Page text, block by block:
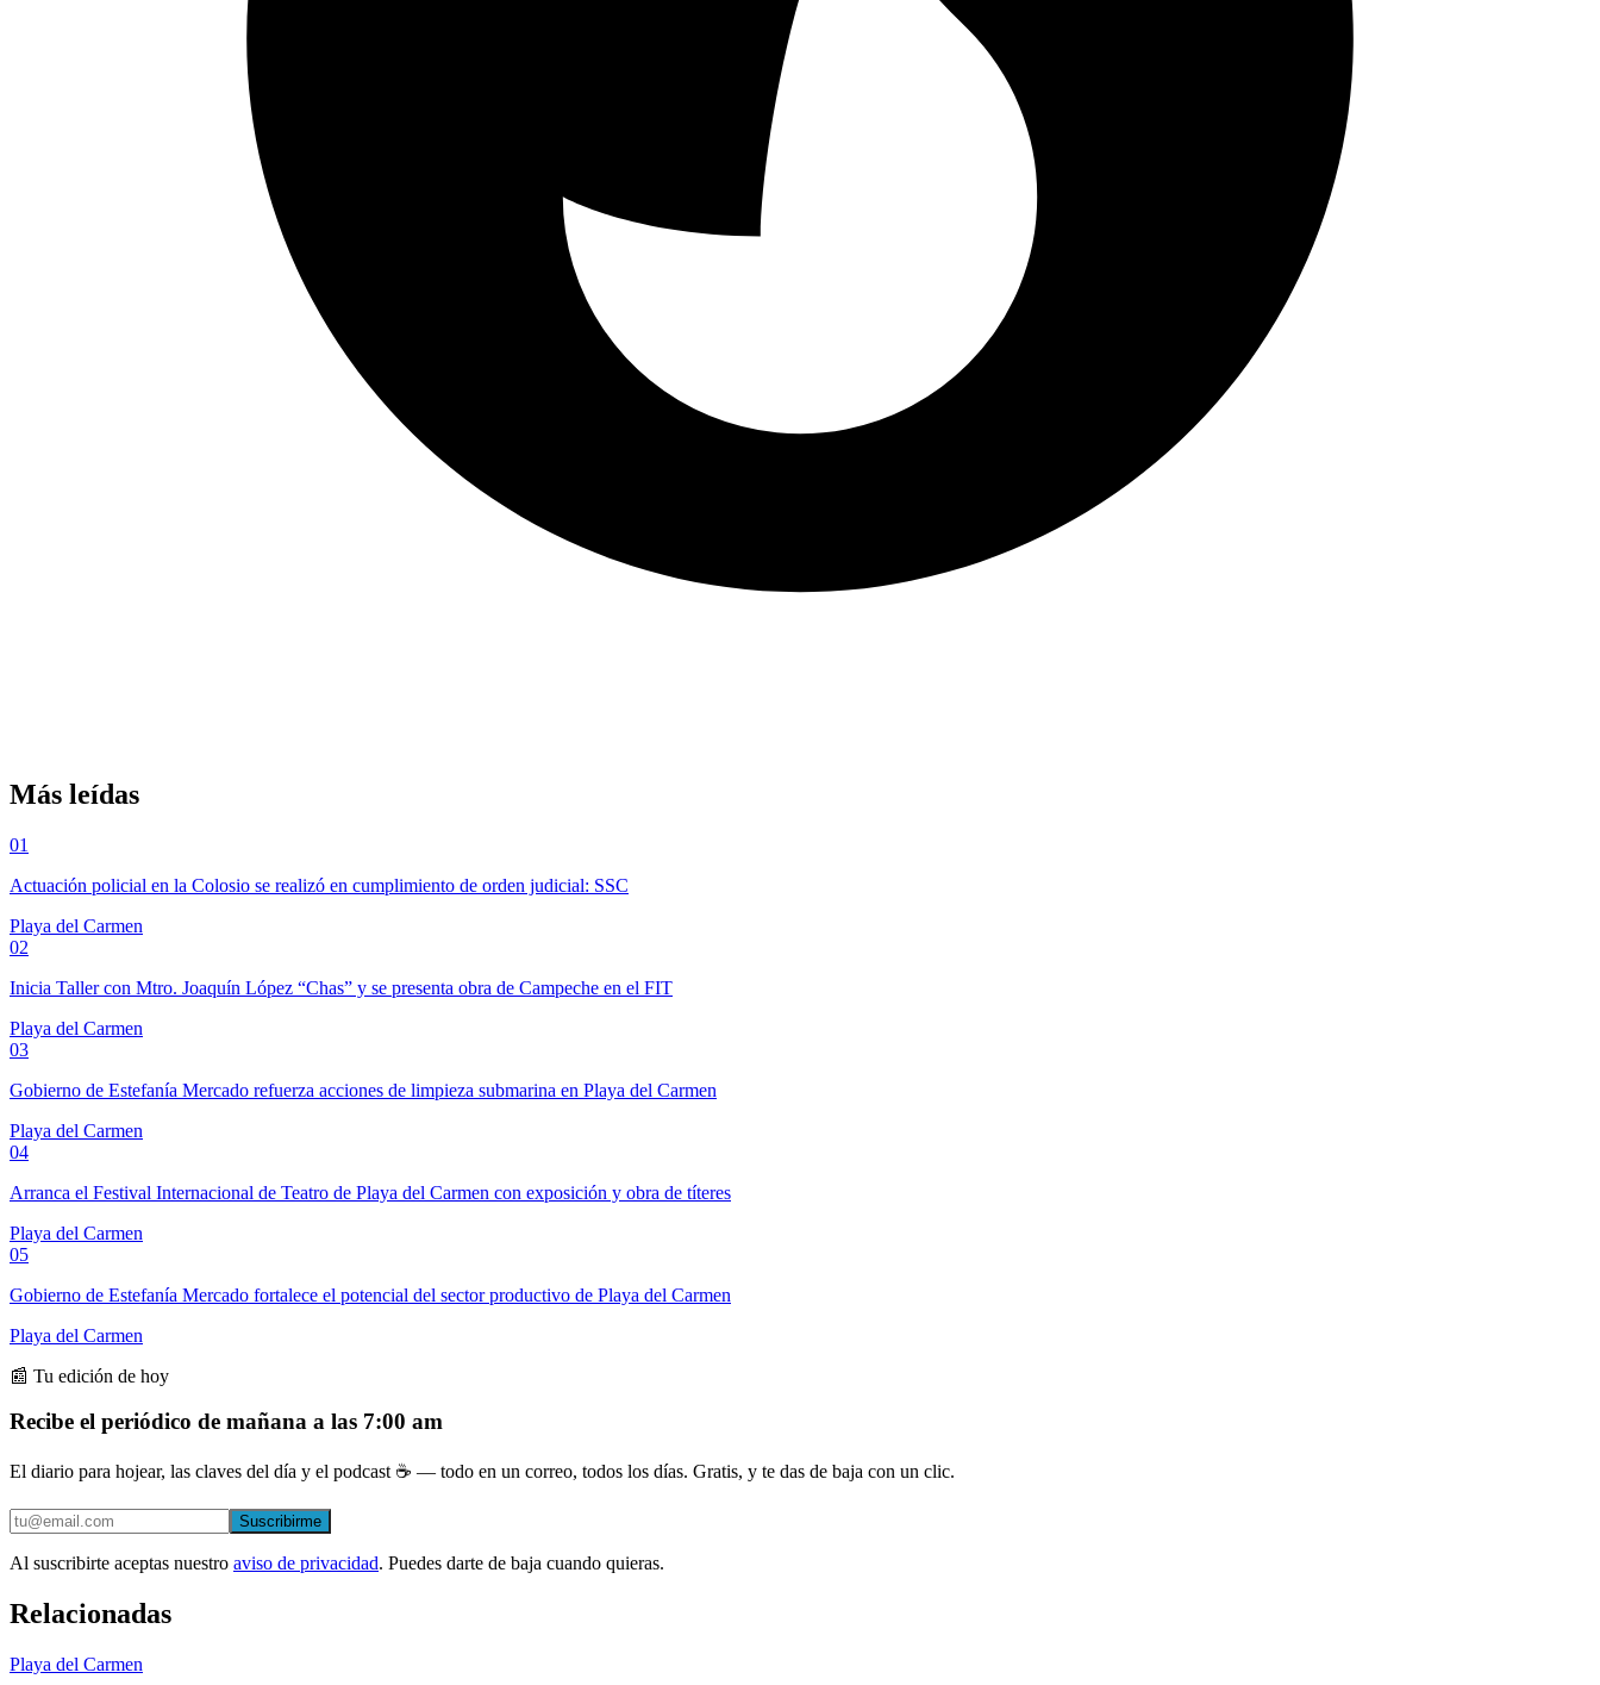
Más leídas
01
Actuación policial en la Colosio se realizó en cumplimiento de orden judicial: SSC
Playa del Carmen
02
Inicia Taller con Mtro. Joaquín López “Chas” y se presenta obra de Campeche en el FIT
Playa del Carmen
03
Gobierno de Estefanía Mercado refuerza acciones de limpieza submarina en Playa del Carmen
Playa del Carmen
04
Arranca el Festival Internacional de Teatro de Playa del Carmen con exposición y obra de títeres
Playa del Carmen
05
Gobierno de Estefanía Mercado fortalece el potencial del sector productivo de Playa del Carmen
Playa del Carmen
📰 Tu edición de hoy
Recibe el periódico de mañana a las 7:00 am
El diario para hojear, las claves del día y el podcast ☕ — todo en un correo, todos los días. Gratis, y te das de baja con un clic.
Suscribirme
Al suscribirte aceptas nuestro aviso de privacidad. Puedes darte de baja cuando quieras.
Relacionadas
Playa del Carmen